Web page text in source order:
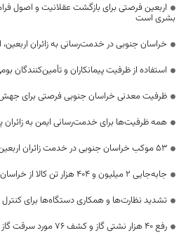
اربعین فرصتی برای بازگشت عقلانیت و اصول
بشری است
خراسان جنوبی در خدمت‌رسانی به زائران
استفاده از ظرفیت پیمانکاران و تأمین‌کنندگان
ظرفیت معدنی خراسان جنوبی فرصتی برای
همه ظرفیت‌ها برای خدمت‌رسانی ایمن به
53 موکب خراسان جنوبی در خدمت زائران اربعین
جابه‌جایی 2 میلیون و 404 هزار تن کالا از خراسان جنوبی به سراسر کشور
تشدید نظارت‌ها و همکاری دستگاه‌ها برای
رفع 40 هزار نشتی گاز و کشف 76 مورد سرقت گاز در چهار ماهه نخست سال